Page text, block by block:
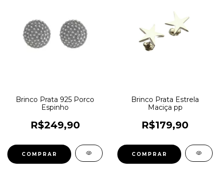
Brinco Prata 925 Porco
Espinho
R$249,90
COMPRAR
Brinco Prata Estrela
Maciça pp
R$179,90